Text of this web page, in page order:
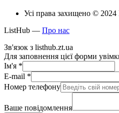
Усі права захищено © 2024
ListHub — Про нас
Зв'язок з listhub.zt.ua
Для заповнення цієї форми
Ім'я *
E-mail *
Номер телефону
Ваше повідомлення